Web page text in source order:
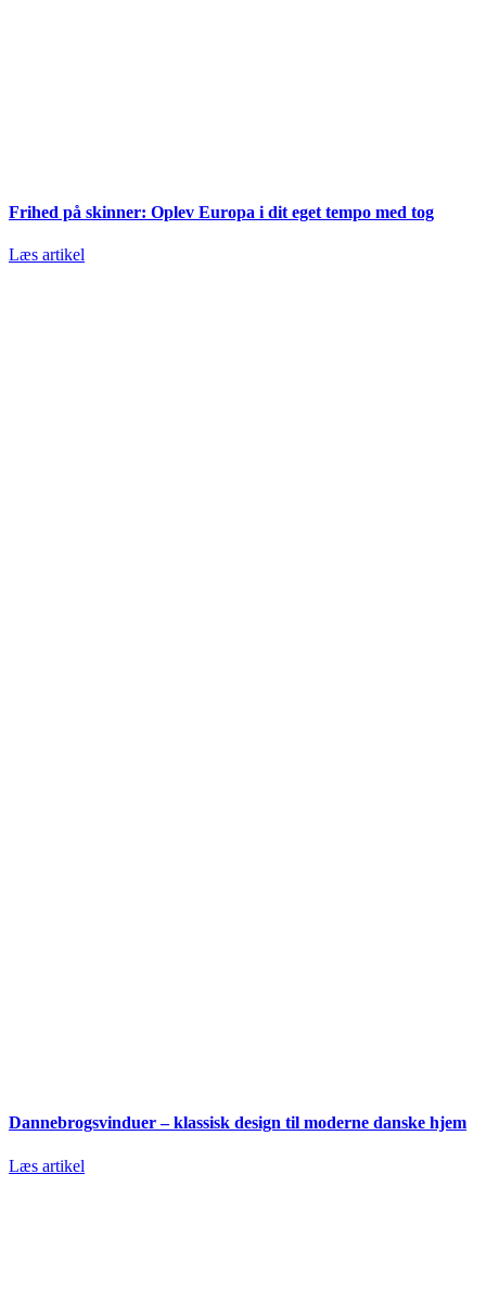
Frihed på skinner: Oplev Europa i dit eget tempo med tog
Læs artikel
Dannebrogsvinduer – klassisk design til moderne danske hjem
Læs artikel